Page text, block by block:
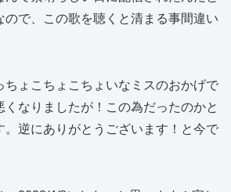
ので、この歌を聴くと清まる事間違い
ちょこちょこちょいなミスのおかげで
くなりましたが！この為だったのかと
。逆にありがとうございます！と今で